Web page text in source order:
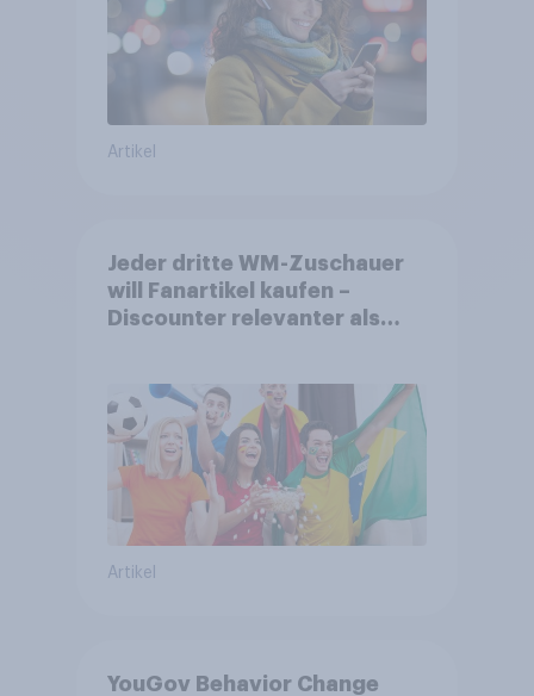
Artikel
Jeder dritte WM-Zuschauer
will Fanartikel kaufen –
Discounter relevanter als
Artikel
YouGov Behavior Change